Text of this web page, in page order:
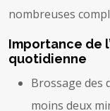
nombreuses
Importance de
quotidienne
Brossage des
moins deux